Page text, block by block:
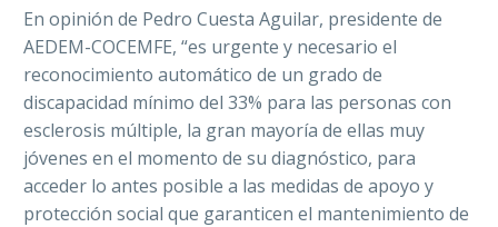
En opinión de Pedro Cuesta Aguilar, presidente de
AEDEM-COCEMFE, “es urgente y necesario el
reconocimiento automático de un grado de
discapacidad mínimo del 33% para las personas con
esclerosis múltiple, la gran mayoría de ellas muy
jóvenes en el momento de su diagnóstico, para
acceder lo antes posible a las medidas de apoyo y
protección social que garanticen el mantenimiento de